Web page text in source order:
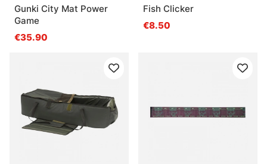
Gunki City Mat Power
Game
€35.90
Fish Clicker
€8.50